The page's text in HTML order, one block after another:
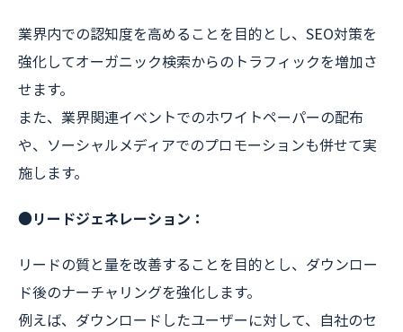
業界内での認知度を高めることを目的とし、SEO対策を
強化してオーガニック検索からのトラフィックを増加さ
せます。
また、業界関連イベントでのホワイトペーパーの配布
や、ソーシャルメディアでのプロモーションも併せて実
施します。
●リードジェネレーション：
リードの質と量を改善することを目的とし、ダウンロー
ド後のナーチャリングを強化します。
例えば、ダウンロードしたユーザーに対して、自社のセ